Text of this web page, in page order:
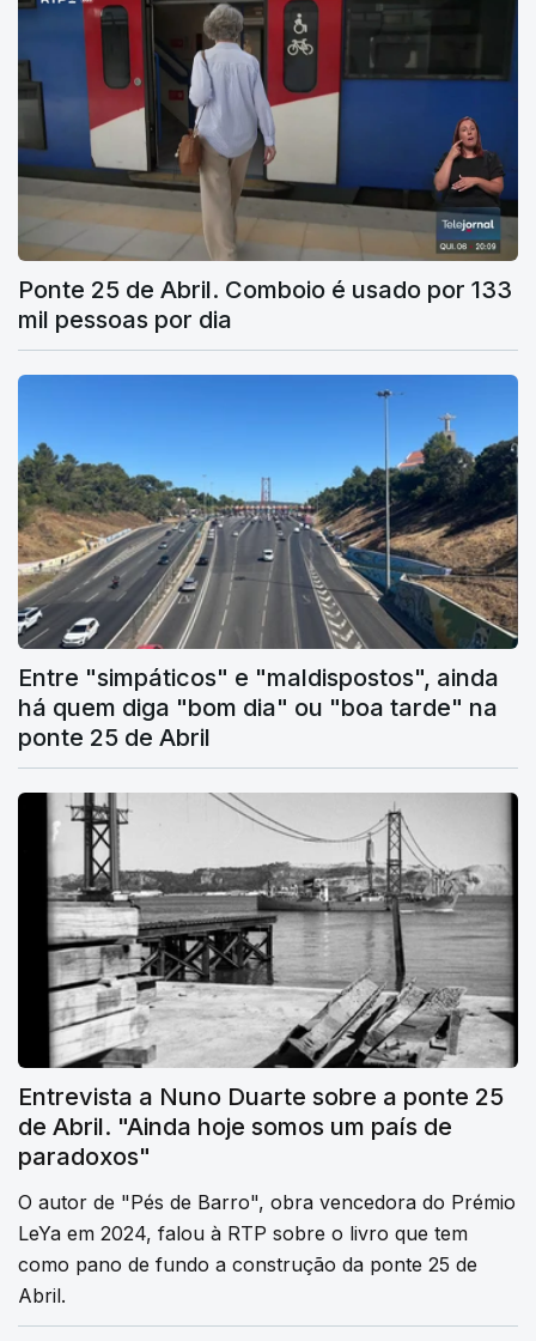
Ponte 25 de Abril. Comboio é usado por 133
mil pessoas por dia
Entre "simpáticos" e "maldispostos", ainda
há quem diga "bom dia" ou "boa tarde" na
ponte 25 de Abril
Entrevista a Nuno Duarte sobre a ponte 25
de Abril. "Ainda hoje somos um país de
paradoxos"
O autor de "Pés de Barro", obra vencedora do Prémio
LeYa em 2024, falou à RTP sobre o livro que tem
como pano de fundo a construção da ponte 25 de
Abril.